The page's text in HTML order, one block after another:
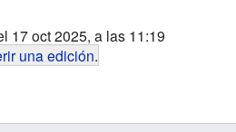
17 oct 2025, a las 11:19
una edición.